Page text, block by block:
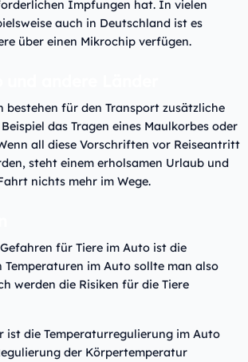
Impfungen hat. In vielen
auch in Deutschland ist es
über einen Mikrochip verfügen.
bestehen für den Transport zusätzliche
das Tragen eines Maulkorbes oder
all diese Vorschriften vor Reiseantritt
steht einem erholsamen Urlaub und
nichts mehr im Wege.
für Tiere im Auto ist die
Temperaturen im Auto sollte man also
werden die Risiken für die Tiere
ist die Temperaturregulierung im Auto
der Körpertemperatur